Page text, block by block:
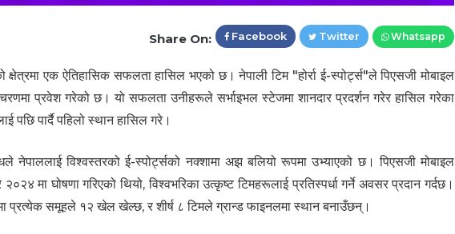
Share On: Facebook Twitter Whatsapp
क्षेत्रमा एक ऐतिहासिक सफलता हासिल भएको छ। नेपाली टिम "होर्रा ई-स्पोर्ट्स"ले पिएसजी मोबाइल
प्रवेश गरेको छ। यो सफलता उनीहरूले सर्भाइभल स्टेजमा शानदार प्रदर्शन गरेर हासिल गरेका
पार्दै पहिलो स्थान हासिल गरे।
नेपाललाई विश्वस्तरको ई-स्पोर्ट्सको नक्शामा अझ बलियो रूपमा उभ्याएको छ। पिएसजी मोबाइल
मा घोषणा गरिएको थियो, विश्वभरिका उत्कृष्ट टिमहरूलाई प्रतिस्पर्धा गर्ने अवसर प्रदान गर्दछ।
प्रत्येक समूहले १२ खेल खेल्छ, र शीर्ष ८ टिमले ग्रान्ड फाइनलमा स्थान बनाउँछन्।